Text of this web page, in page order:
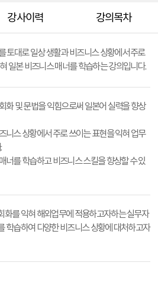
강사이력 강의목차
토대로 일상 생활과 비즈니스 상황에서 주로
일본 비즈니스 매너를 학습하는 강의입니다.
화 및 문법을 익힘으로써 일본어 실력을 향상
니스 상황에서 주로 쓰이는 표현을 익혀 업무
너를 학습하고 비즈니스 스킬을 향상할 수 있
화를 익혀 해외업무에 적용하고자하는 실무자
학습하여 다양한 비즈니스 상황에 대처하고자